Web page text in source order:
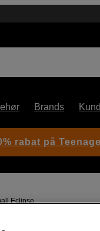
Brands
Eclipse
rabat på